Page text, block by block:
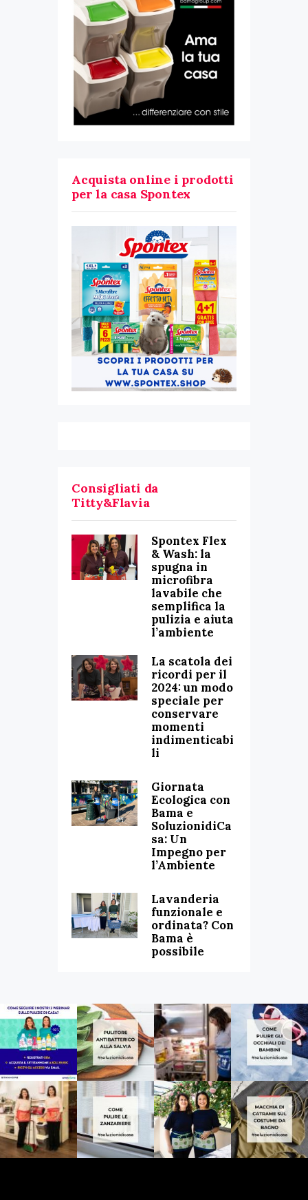
Acquista online i prodotti
per la casa Spontex
Consigliati da
Titty&Flavia
Spontex Flex
& Wash: la
spugna in
microfibra
lavabile che
semplifica la
pulizia e aiuta
l’ambiente
La scatola dei
ricordi per il
2024: un modo
speciale per
conservare
momenti
indimenticabi
li
Giornata
Ecologica con
Bama e
SoluzionidiCa
sa: Un
Impegno per
l’Ambiente
Lavanderia
funzionale e
ordinata? Con
Bama è
possibile